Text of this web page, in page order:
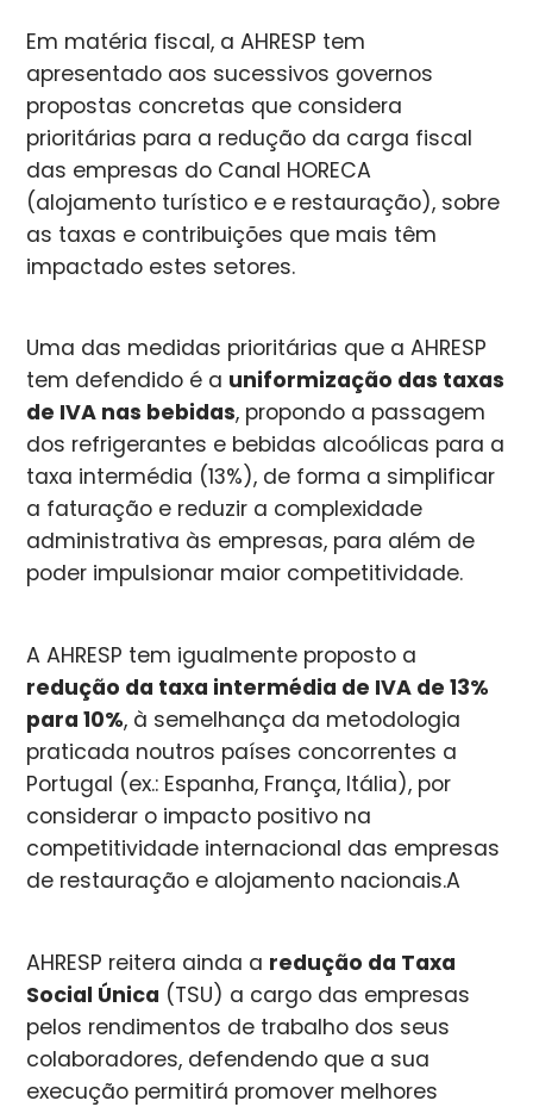
Em matéria fiscal, a AHRESP tem
apresentado aos sucessivos governos
propostas concretas que considera
prioritárias para a redução da carga fiscal
das empresas do Canal HORECA
(alojamento turístico e e restauração), sobre
as taxas e contribuições que mais têm
impactado estes setores.
Uma das medidas prioritárias que a AHRESP
tem defendido é a uniformização das taxas
de IVA nas bebidas, propondo a passagem
dos refrigerantes e bebidas alcoólicas para a
taxa intermédia (13%), de forma a simplificar
a faturação e reduzir a complexidade
administrativa às empresas, para além de
poder impulsionar maior competitividade.
A AHRESP tem igualmente proposto a
redução da taxa intermédia de IVA de 13%
para 10%, à semelhança da metodologia
praticada noutros países concorrentes a
Portugal (ex.: Espanha, França, Itália), por
considerar o impacto positivo na
competitividade internacional das empresas
de restauração e alojamento nacionais.A
AHRESP reitera ainda a redução da Taxa
Social Única (TSU) a cargo das empresas
pelos rendimentos de trabalho dos seus
colaboradores, defendendo que a sua
execução permitirá promover melhores